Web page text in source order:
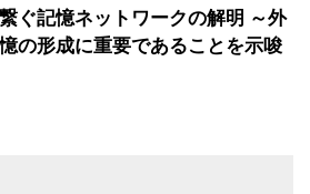
ぐ記憶ネットワークの解明 ～外
の形成に重要であることを示唆